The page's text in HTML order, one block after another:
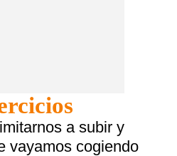
a subir y
vayamos cogiendo